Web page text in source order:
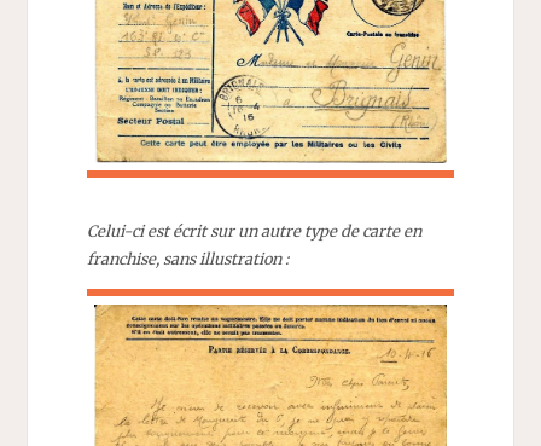
Celui-ci est écrit sur un autre type de carte en
franchise, sans illustration :